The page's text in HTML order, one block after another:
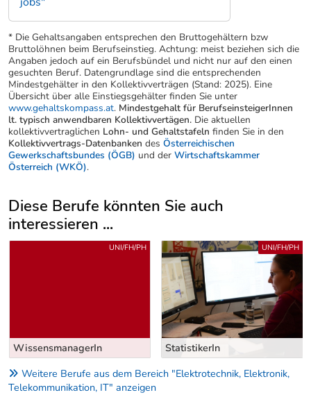
* Die Gehaltsangaben entsprechen den Bruttogehältern bzw
Bruttolöhnen beim Berufseinstieg. Achtung: meist beziehen sich die
Angaben jedoch auf ein Berufsbündel und nicht nur auf den einen
gesuchten Beruf. Datengrundlage sind die entsprechenden
Mindestgehälter in den Kollektivverträgen (Stand: 2025). Eine
Übersicht über alle Einstiegsgehälter finden Sie unter
www.gehaltskompass.at. Mindestgehalt für BerufseinsteigerInnen
lt. typisch anwendbaren Kollektivvertägen. Die aktuellen
kollektivvertraglichen Lohn- und Gehaltstafeln finden Sie in den
Kollektivvertrags-Datenbanken des Österreichischen
Gewerkschaftsbundes (ÖGB) und der Wirtschaftskammer
Österreich (WKÖ).
Diese Berufe könnten Sie auch
interessieren ...
Uber weitere Berufsvorschläge
WissensmanagerIn
UNI/FH/PH
StatistikerIn
UNI/FH/PH
Weitere Berufe aus dem Bereich "Elektrotechnik, Elektronik,
Telekommunikation, IT" anzeigen